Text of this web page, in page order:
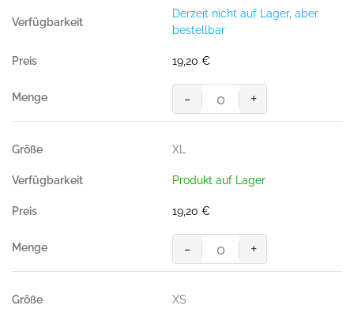
BW/50%
Menge
Derzeit nicht auf Lager, aber
bestellbar
19,20 €
Poloshirt
Performance,
(50%
200g/m²)
- +
XL
Produkt auf Lager
19,20 €
Poloshirt
Performance,
(50%
- +
XS